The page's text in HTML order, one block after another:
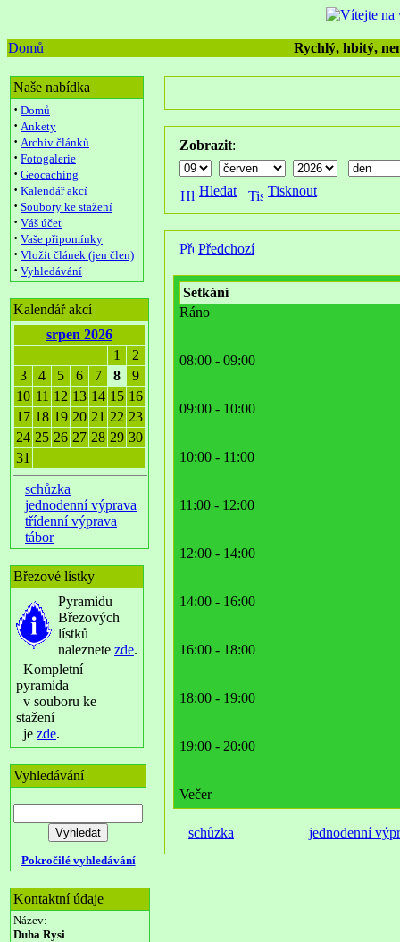
Domů Rychlý, hbitý,
Naše nabídka
· Domů
· Ankety
· Archiv článků
· Fotogalerie
· Geocaching
· Kalendář akcí
· Soubory ke stažení
· Váš účet
· Vaše připomínky
· Vložit článek (jen člen)
· Vyhledávání
Kalendář akcí
srpen 2026
1
2
3
4 5 6 7 8
9
10 11 12 13 14 15 16
17 18 19 20 21 22 23
24 25 26 27 28 29 30
31
schůzka
jednodenní výprava
třídenní výprava
tábor
Březové lístky
Pyramidu
Březových
lístků
naleznete zde.
Kompletní
pyramida
v souboru ke
stažení
je zde.
Vyhledávání
Pokročilé vyhledávání
Kontaktní údaje
Název:
Duha Rysi
Zobrazit:
Hledat Tisknout
Předchozí
Setkání
Ráno
08:00 - 09:00
09:00 - 10:00
10:00 - 11:00
11:00 - 12:00
12:00 - 14:00
14:00 - 16:00
16:00 - 18:00
18:00 - 19:00
19:00 - 20:00
Večer
schůzka jednodenní